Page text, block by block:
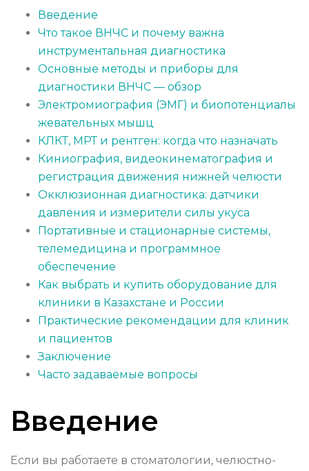
Введение
Что такое ВНЧС и почему важна
инструментальная диагностика
Основные методы и приборы для
диагностики ВНЧС — обзор
Электромиография (ЭМГ) и биопотенциалы
жевательных мышц
КЛКТ, МРТ и рентген: когда что назначать
Киниография, видеокинематография и
регистрация движения нижней челюсти
Окклюзионная диагностика: датчики
давления и измерители силы укуса
Портативные и стационарные системы,
телемедицина и программное
обеспечение
Как выбрать и купить оборудование для
клиники в Казахстане и России
Практические рекомендации для клиник
и пациентов
Заключение
Часто задаваемые вопросы
Введение
Если вы работаете в стоматологии, челюстно-